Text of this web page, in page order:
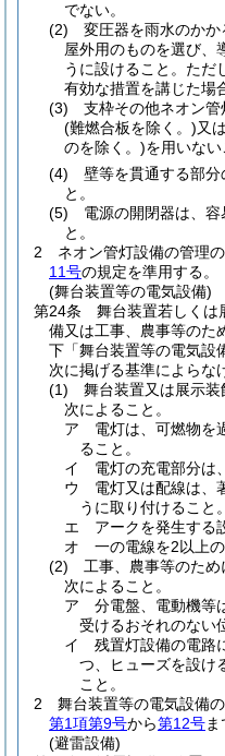
でない。
(2)
変圧器を雨水のかか
屋外用のものを選び、
うに設けること。 ただ
有効な措置を講じた場
(3)
支枠その他ネオン
(難燃合板を除く。)又
のを除く。)を用いない
(4)
壁等を貫通する部分
と。
(5)
電源の開閉器は、
と。
2
ネオン管灯設備の管理
11号の規定を準用する。
(舞台装置等の電気設備)
第24条
舞台装置若しくは
備又は工事、農事等のた
下「舞台装置等の電気設
次に掲げる基準によらな
(1)
舞台装置又は展示装
次によること。
ア
電灯は、可燃物を
ること。
イ
電灯の充電部分は
ウ
電灯又は配線は、
うに取り付けること。
エ
アークを発生する
オ
一の電線を2以上
(2)
工事、農事等のため
次によること。
ア
分電盤、電動機等
受けるおそれのない
イ
残置灯設備の電路
つ、ヒューズを設け
こと。
2
舞台装置等の電気設備
第1項第9号から第12号
(避雷設備)